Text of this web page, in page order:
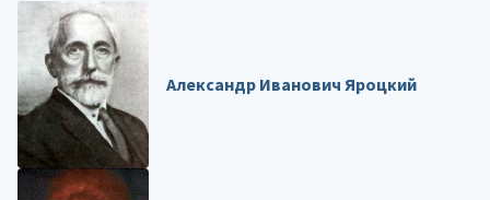
Александр Иванович Яроцкий